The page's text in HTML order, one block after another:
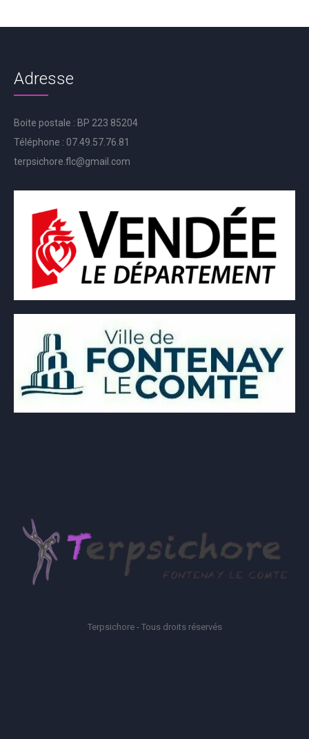
Adresse
Boite postale : BP 223 85204
Téléphone : 07.49.57.76.81
terpsichore.flc@gmail.com
Terpsichore - Tous droits réservés